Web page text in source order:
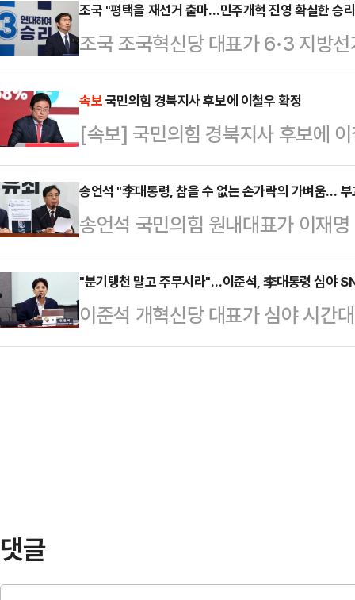
할 차례"라고 밝혔다.한병도 원내
회의에서 "맨몸으로 내란을 막은
란 수괴 윤석열과 그 일당에 대한
다.아울러 "민주당은 중동 위기 극
방선거에 임하겠다"며 "다시 한 번
성실한 태도,…
조국 "평택을 재선거 출마…민주개혁 진영 확실한 승
조국 조국혁신당 대표가 6·3 지방
에 출마하겠다고 선언했다.조국 대
기자회견을 갖고 "저는 6월 3일 평
혔다.조 대표는 "평택을은 지난 19
승리한 곳으로 민주개혁 진영에게
게 극우 내란 정치세력을 모두 격퇴
올 수 있다"고 자신했다.이어 "조국
들과 많은 국민…
속보국민의힘 경북지사 후보에 이철우 확정
[속보] 국민의힘 경북지사 후보에
송언석 "李대통령, 참을 수 없는 손가락의 가벼움…
송언석 국민의힘 원내대표가 이재
룰라 대통령의 이스라엘 규탄 발언
한 건 어떤 의미고 급히 삭제했다면
했다.송언석 원내대표는 14일 국회
일말의 거짓도 없이 해명해주길 국
"분기탱천 말고 주무시라"…이준석, 李대통령 심야
이준석 개혁신당 대표가 심야 시간
해 강한 비판을 쏟아냈다.이준석
댓글